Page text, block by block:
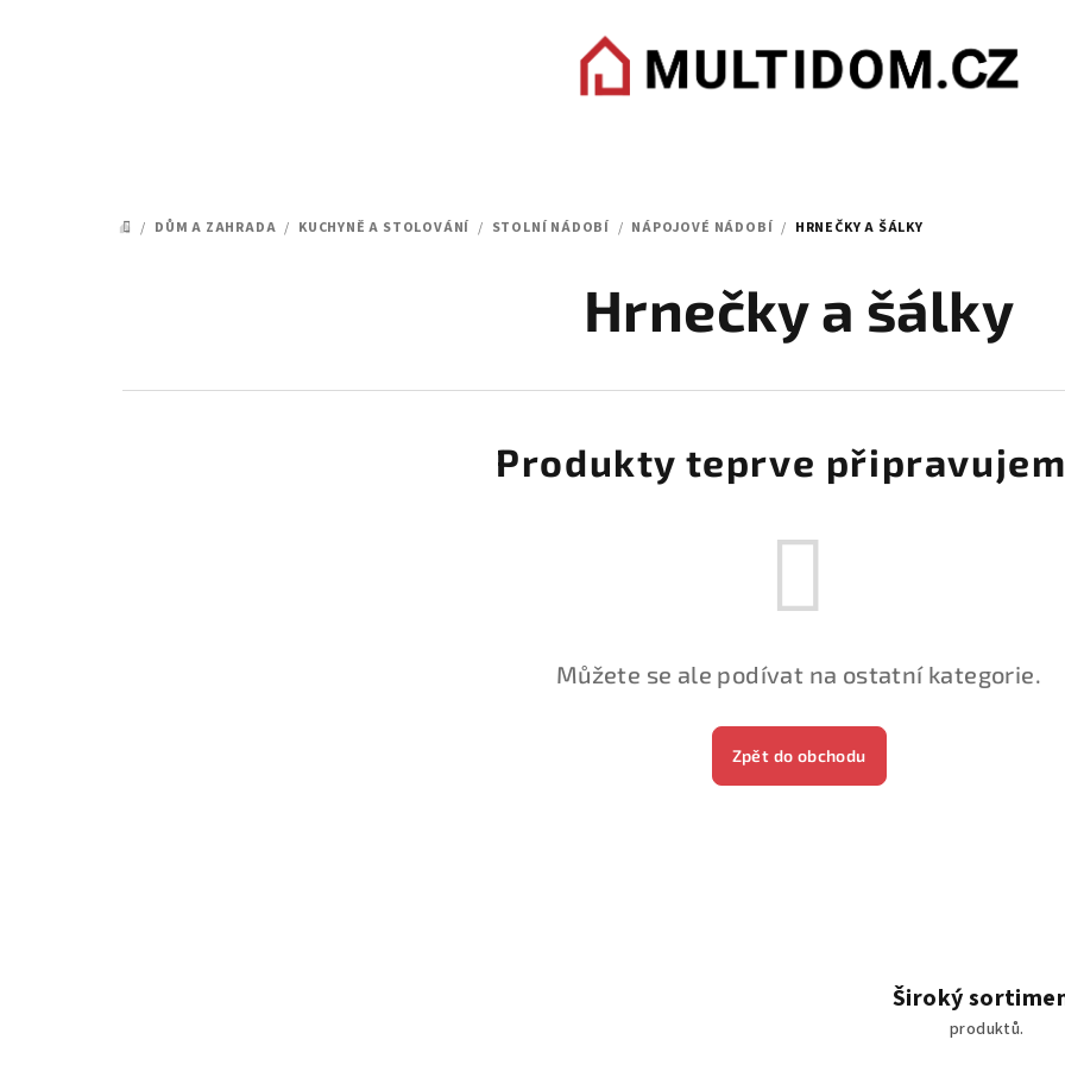
DOMŮ
/ DŮM A ZAHRADA / KUCHYNĚ A STOLOVÁNÍ / STOLNÍ NÁDOBÍ / NÁPOJOVÉ NÁDOBÍ / HRNEČKY A ŠÁLKY
Hrnečky a šálky
Produkty teprve
Můžete se ale podívat na ostatní kategorie.
Zpět do obchodu
Široký
produktů.